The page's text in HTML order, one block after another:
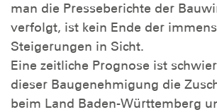
man die Presseberichte der
verfolgt, ist kein Ende der
Steigerungen in Sicht.
Eine zeitliche Prognose ist
dieser Baugenehmigung die
beim Land Baden-Württemberg